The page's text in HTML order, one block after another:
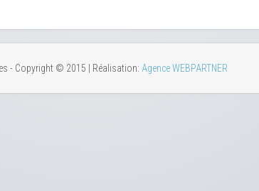
- Copyright © 2015 | Réalisation: Agence WEBPARTNER